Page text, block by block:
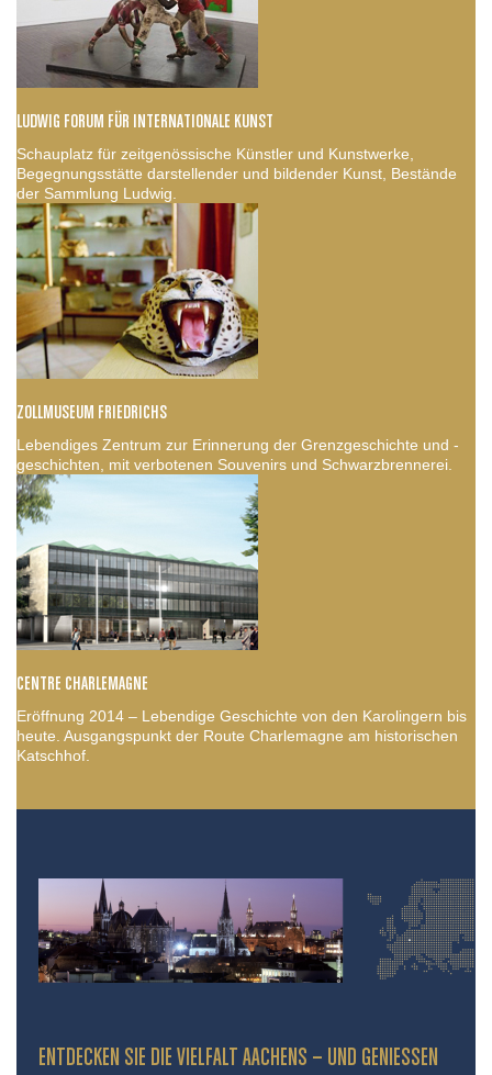
LUDWIG FORUM FÜR INTERNATIONALE KUNST
Schauplatz für zeitgenössische Künstler und Kunstwerke,
Begegnungsstätte darstellender und bildender Kunst, Bestände
der Sammlung Ludwig.
ZOLLMUSEUM FRIEDRICHS
Lebendiges Zentrum zur Erinnerung der Grenzgeschichte und -
geschichten, mit verbotenen Souvenirs und Schwarzbrennerei.
CENTRE CHARLEMAGNE
Eröffnung 2014 – Lebendige Geschichte von den Karolingern bis
heute. Ausgangspunkt der Route Charlemagne am historischen
Katschhof.
ENTDECKEN SIE DIE VIELFALT AACHENS – UND GENIESSEN S